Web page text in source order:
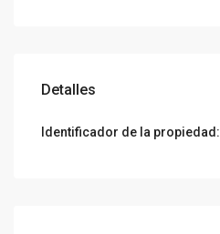
Detalles
Identificador de la propiedad: